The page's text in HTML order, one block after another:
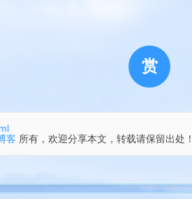
的是先不关这个界面，等下我们还要用到
赏
客 所有，欢迎分享本文，转载请保留出处！